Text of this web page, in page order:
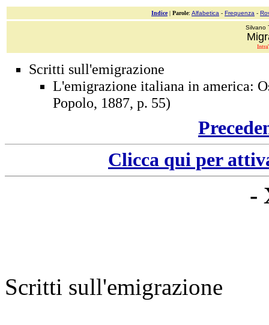
Indice| Parole: Alfabetica - Frequenza -
Silvano
Scritti sull'emigrazione
L'emigrazione italiana in america:
Popolo, 1887, p. 55)
Clicca qui per
-
Scritti sull'emigrazione